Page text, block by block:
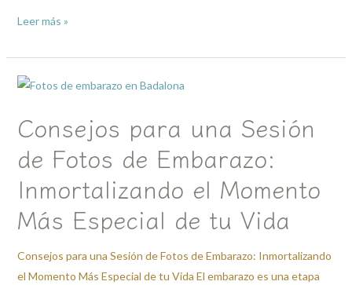
Leer más »
Consejos para una Sesión
de Fotos de Embarazo:
Inmortalizando el Momento
Más Especial de tu Vida
Consejos para una Sesión de Fotos de Embarazo: Inmortalizando
el Momento Más Especial de tu Vida El embarazo es una etapa
Consejos
una
de
Fotos
Embarazo: